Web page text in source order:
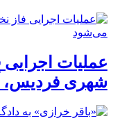
عملیات
شهری فردیس،